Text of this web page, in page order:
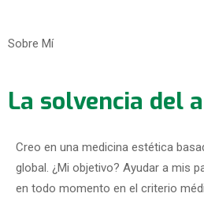
Sobre Mí
La solvencia del
Creo en una medicina estética
global. ¿Mi objetivo? Ayudar a mis
en todo momento en el criterio